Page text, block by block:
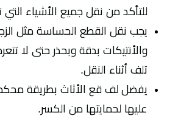
للتأكد من نقل جميع الأشياء التي
يجب نقل القطع الحساسة مثل
والأنتيكات بدقة وبحذر حتى لا
تلف أثناء النقل.
يفضل لف قع الأثاث بطريقة
عليها لحمايتها من الكسر.